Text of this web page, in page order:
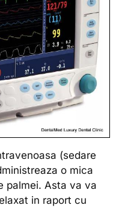
(sedare
o mica
palmei. Asta va va
in raport cu